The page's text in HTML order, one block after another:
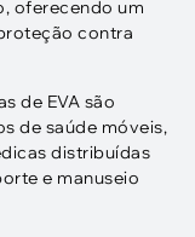
oferecendo um
contra
de EVA são
de saúde móveis,
distribuídas
e manuseio